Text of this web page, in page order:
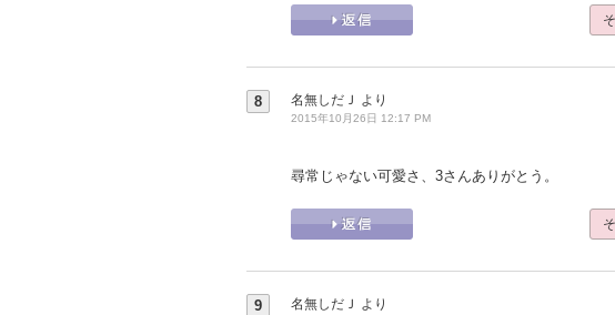
8 名無しだＪ より
2015年10月26日 12:17 PM
尋常じゃない可愛さ、3さんありがとう。
9 名無しだＪ より